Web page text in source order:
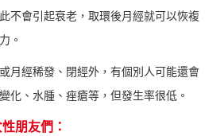
不會引起衰老，取環後月經就可以恢複
。
經稀發、閉經外，有個別人可能還會
化、水腫、痤瘡等，但發生率很低。
朋友們：